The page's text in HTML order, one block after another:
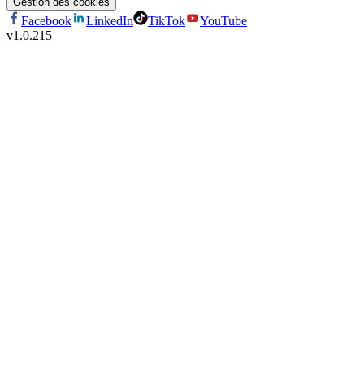
Facebook LinkedIn TikTok
YouTube
v1.0.215